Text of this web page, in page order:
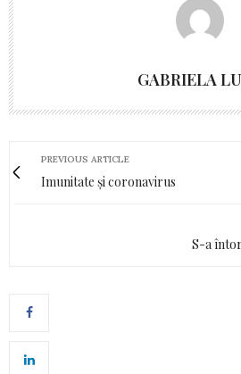
GABRIELA
PREVIOUS ARTICLE
Imunitate și coronavirus
S-a